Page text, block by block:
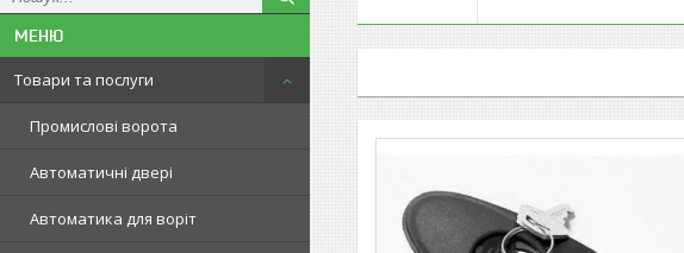
Товари та послуги
Промислові ворота
Автоматичні двері
Автоматика для воріт